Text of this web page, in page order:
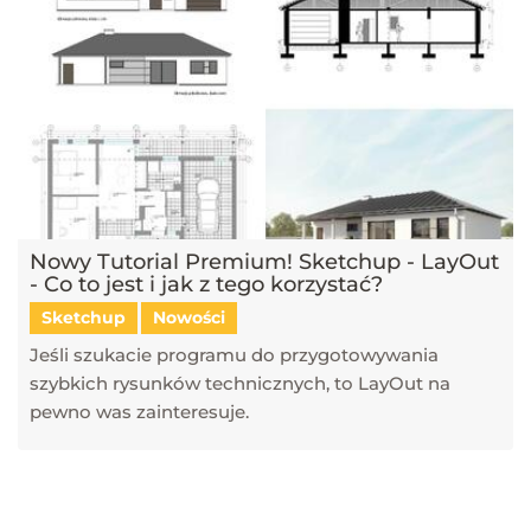
Nowy Tutorial Premium! Sketchup - LayOut
- Co to jest i jak z tego korzystać?
Sketchup Nowości
Jeśli szukacie programu do przygotowywania
szybkich rysunków technicznych, to LayOut na
pewno was zainteresuje.